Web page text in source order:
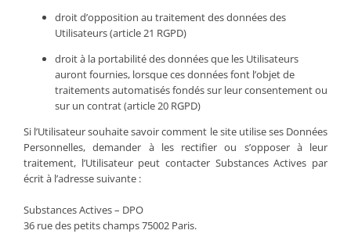
droit d’opposition au traitement des données des
Utilisateurs (article 21 RGPD)
droit à la portabilité des données que les Utilisateurs
auront fournies, lorsque ces données font l’objet de
traitements automatisés fondés sur leur consentement ou
sur un contrat (article 20 RGPD)
Si l’Utilisateur souhaite savoir comment le site utilise ses Données
Personnelles, demander à les rectifier ou s’opposer à leur
traitement, l’Utilisateur peut contacter Substances Actives par
écrit à l’adresse suivante :
Substances Actives – DPO
36 rue des petits champs 75002 Paris.